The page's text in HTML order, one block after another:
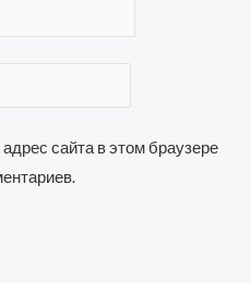
сайта в этом браузере